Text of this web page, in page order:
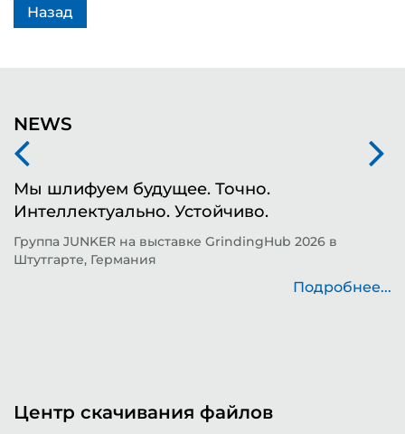
Назад
NEWS
Мы шлифуем будущее. Точно.
Интеллектуально. Устойчиво.
Группа JUNKER на выставке GrindingHub 2026 в
Штутгарте, Германия
Подробнее...
Центр скачивания файлов